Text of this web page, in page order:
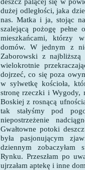
dużej odległości, jaka
nas. Matka i ja, stojąc
szalejącą pożogę
mieszkańcami, którzy
domów. W jednym z
Zaborowski z
wielokrotnie
dojrzeć, co się poza
w sylwetkę kościoła,
stronę rzeczki i Wygody,
Boskiej z rosnącą
tak stałyśmy pod
niepostrzeżenie
Gwałtowne potoki
była pasjonującym
dziennym zobaczyłam
Rynku. Przeszłam po
ujrzałam aptekę i inne